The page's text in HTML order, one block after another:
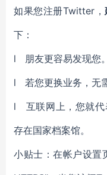
如果您注册Twitter，
下：
l 朋友更容易发现您。
l 若您更换业务，无
l 互联网上，您就代
存在国家档案馆。
小贴士：在帐户设置